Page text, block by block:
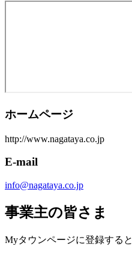
ホームページ
http://www.nagataya.co.jp
E-mail
info@nagataya.co.jp
事業主の皆さま
Myタウンページに登録すると